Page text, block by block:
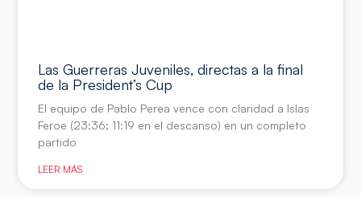
Las Guerreras Juveniles, directas a la final
de la President’s Cup
El equipo de Pablo Perea vence con claridad a Islas
Feroe (23:36; 11:19 en el descanso) en un completo
partido
LEER MÁS